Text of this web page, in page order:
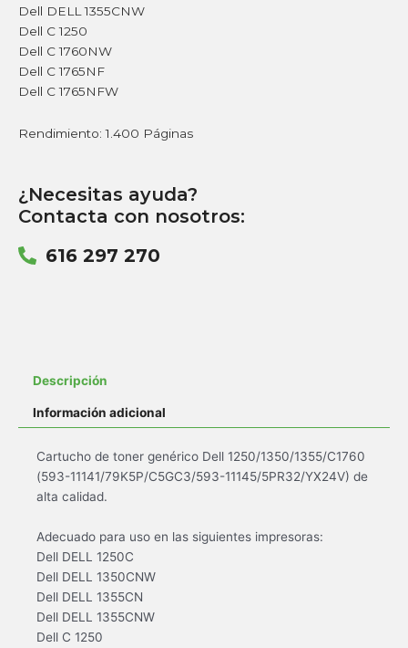
Dell DELL 1355CNW
Dell C 1250
Dell C 1760NW
Dell C 1765NF
Dell C 1765NFW
Rendimiento: 1.400 Páginas
¿Necesitas ayuda?
Contacta con nosotros:
616 297 270
Descripción
Información adicional
Cartucho de toner genérico Dell 1250/1350/1355/C1760
(593-11141/79K5P/C5GC3/593-11145/5PR32/YX24V) de
alta calidad.
Adecuado para uso en las siguientes impresoras:
Dell DELL 1250C
Dell DELL 1350CNW
Dell DELL 1355CN
Dell DELL 1355CNW
Dell C 1250